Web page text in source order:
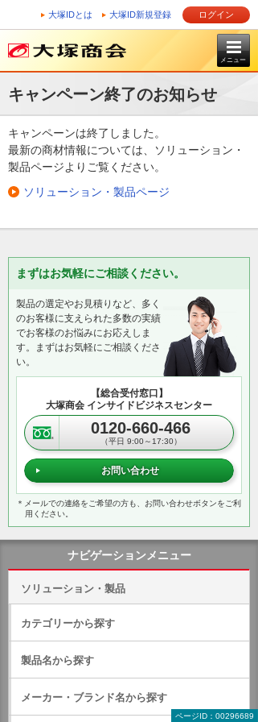
大塚IDとは 大塚ID新規登録 ログイン
メニュー
キャンペーン終了のお知らせ
キャンペーンは終了しました。
最新の商材情報については、ソリューション・
製品ページよりご覧ください。
ソリューション・製品ページ
まずはお気軽にご相談ください。
製品の選定やお見積りなど、多く
のお客様に支えられた多数の実績
でお客様のお悩みにお応えしま
す。まずはお気軽にご相談くださ
い。
【総合受付窓口】
大塚商会 インサイドビジネスセンター
0120-660-466
（平日 9:00～17:30）
お問い合わせ
＊メールでの連絡をご希望の方も、お問い合わせボタンをご利
用ください。
ページID：00296689
ナビゲーションメニュー
ソリューション・製品
カテゴリーから探す
製品名から探す
メーカー・ブランド名から探す